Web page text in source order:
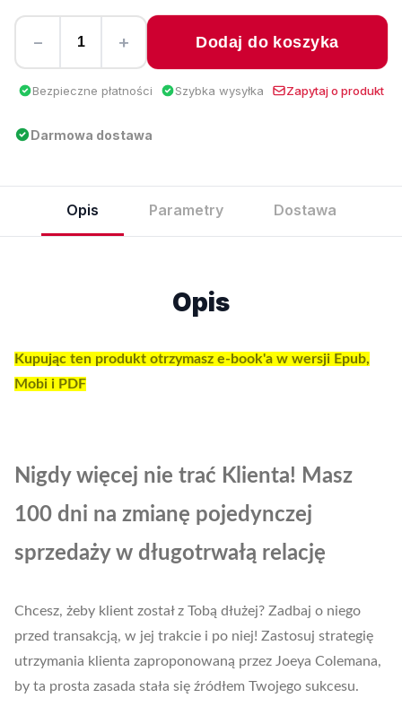
− + Dodaj do koszyka
Bezpieczne płatności Szybka wysyłka Zapytaj o produkt
Darmowa dostawa
Opis Parametry Dostawa
Opis
Kupując ten produkt otrzymasz e-book'a w wersji Epub,
Mobi i PDF
Nigdy więcej nie trać Klienta! Masz
100 dni na zmianę pojedynczej
sprzedaży w długotrwałą relację
Chcesz, żeby klient został z Tobą dłużej? Zadbaj o niego
przed transakcją, w jej trakcie i po niej! Zastosuj strategię
utrzymania klienta zaproponowaną przez Joeya Colemana,
by ta prosta zasada stała się źródłem Twojego sukcesu.